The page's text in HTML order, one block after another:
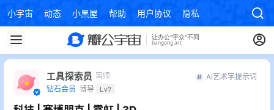
小宇宙 动态 小黑屋 帮助 用户协议 隐私政策
工具探索员 宙师
钻石会员 博导 Lv7
AI艺术字提示词